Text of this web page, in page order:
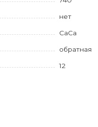
нет
CaCa
обратная
12